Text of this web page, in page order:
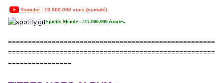
Youtube : 10.000.000 vues (cumulé).
Spotify Monde: 217.000.000 écoutes.
====================================================
====================================================
================